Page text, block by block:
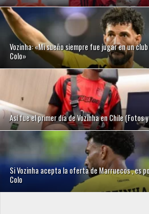
Vozinha: «Mi sueño siempre fue jugar en un
Colo»
Así fue el primer día de Vozinha en Chile (Fotos
Si Vozinha acepta la oferta de Marruecos , es
Colo